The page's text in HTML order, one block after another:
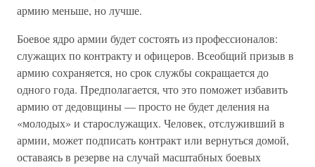
армию меньше, но лучше.
Боевое ядро армии будет состоять из профессионалов:
служащих по контракту и офицеров. Всеобщий призыв в
армию сохраняется, но срок службы сокращается до
одного года. Предполагается, что это поможет избавить
армию от дедовщины — просто не будет деления на
«молодых» и старослужащих. Человек, отслуживший в
армии, может подписать контракт или вернуться домой,
оставаясь в резерве на случай масштабных боевых